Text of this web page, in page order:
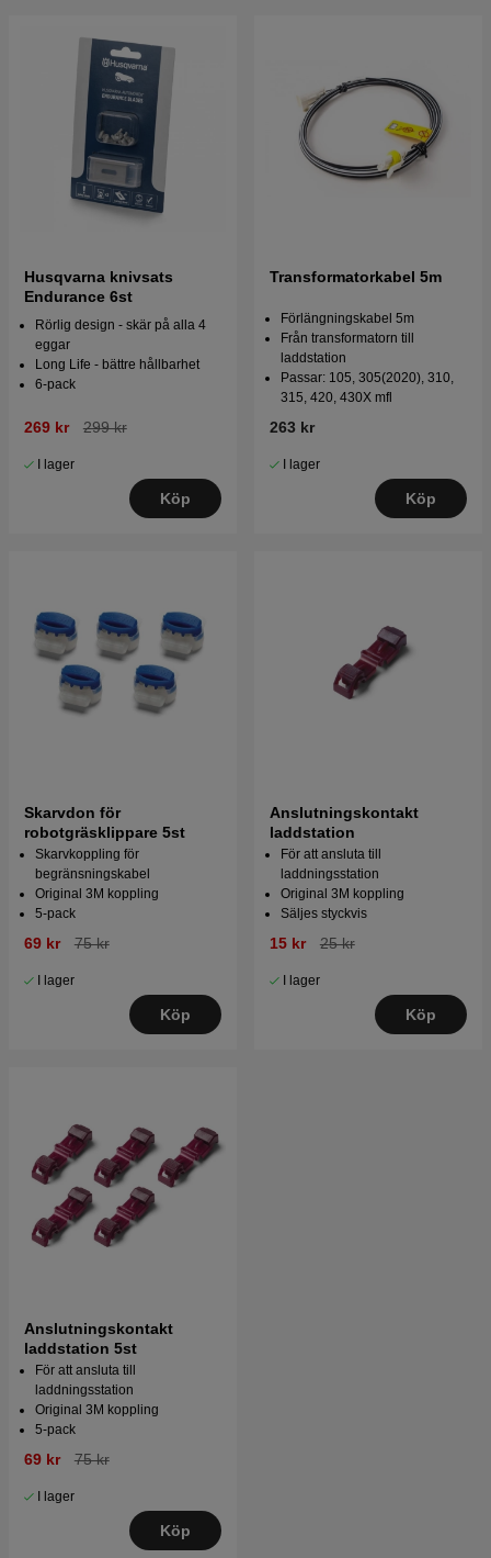
Husqvarna knivsats
Endurance 6st
Rörlig design - skär på alla 4
eggar
Long Life - bättre hållbarhet
6-pack
269 kr 299 kr
I lager
Köp
Transformatorkabel 5m
Förlängningskabel 5m
Från transformatorn till
laddstation
Passar: 105, 305(2020), 310,
315, 420, 430X mfl
263 kr
I lager
Köp
Skarvdon för
robotgräsklippare 5st
Skarvkoppling för
begränsningskabel
Original 3M koppling
5-pack
69 kr 75 kr
I lager
Köp
Anslutningskontakt
laddstation
För att ansluta till
laddningsstation
Original 3M koppling
Säljes styckvis
15 kr 25 kr
I lager
Köp
Anslutningskontakt
laddstation 5st
För att ansluta till
laddningsstation
Original 3M koppling
5-pack
69 kr 75 kr
I lager
Köp